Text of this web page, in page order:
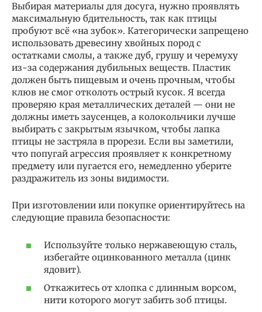
Выбирая материалы для досуга, нужно проявлять
максимальную бдительность, так как птицы
пробуют всё «на зубок». Категорически запрещено
использовать древесину хвойных пород с
остатками смолы, а также дуб, грушу и черемуху
из-за содержания дубильных веществ. Пластик
должен быть пищевым и очень прочным, чтобы
клюв не смог отколоть острый кусок. Я всегда
проверяю края металлических деталей — они не
должны иметь заусенцев, а колокольчики лучше
выбирать с закрытым язычком, чтобы лапка
птицы не застряла в прорези. Если вы заметили,
что попугай агрессия проявляет к конкретному
предмету или пугается его, немедленно уберите
раздражитель из зоны видимости.
При изготовлении или покупке ориентируйтесь на
следующие правила безопасности:
Используйте только нержавеющую сталь,
избегайте оцинкованного металла (цинк
ядовит).
Откажитесь от хлопка с длинным ворсом,
нити которого могут забить зоб птицы.